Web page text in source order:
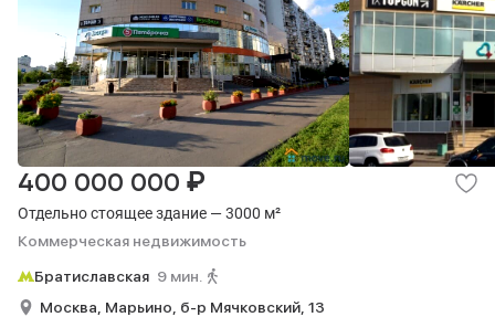
Отдельно стоящее здание — 3000 м²
Коммерческая недвижимость
400 000 000 ₽
Братиславская 9 мин.
Москва, Марьино, б-р Мячковский, 13